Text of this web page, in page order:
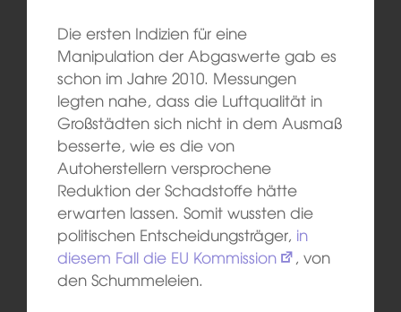
Die ersten Indizien für eine
Manipulation der Abgaswerte gab es
schon im Jahre 2010. Messungen
legten nahe, dass die Luftqualität in
Großstädten sich nicht in dem Ausmaß
besserte, wie es die von
Autoherstellern versprochene
Reduktion der Schadstoffe hätte
erwarten lassen. Somit wussten die
politischen Entscheidungsträger, in
diesem Fall die EU Kommission
, von
den Schummeleien.